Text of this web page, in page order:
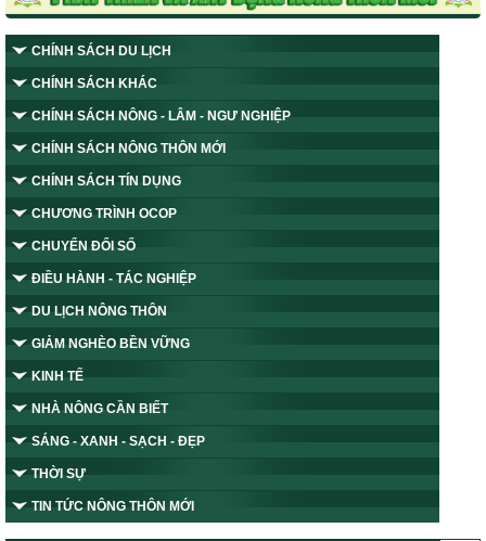
CHÍNH SÁCH DU LỊCH
CHÍNH SÁCH KHÁC
CHÍNH SÁCH NÔNG - LÂM - NGƯ NGHIỆP
CHÍNH SÁCH NÔNG THÔN MỚI
CHÍNH SÁCH TÍN DỤNG
CHƯƠNG TRÌNH OCOP
CHUYỂN ĐỔI SỐ
ĐIỀU HÀNH - TÁC NGHIỆP
DU LỊCH NÔNG THÔN
GIẢM NGHÈO BỀN VỮNG
KINH TẾ
NHÀ NÔNG CẦN BIẾT
SÁNG - XANH - SẠCH - ĐẸP
THỜI SỰ
TIN TỨC NÔNG THÔN MỚI